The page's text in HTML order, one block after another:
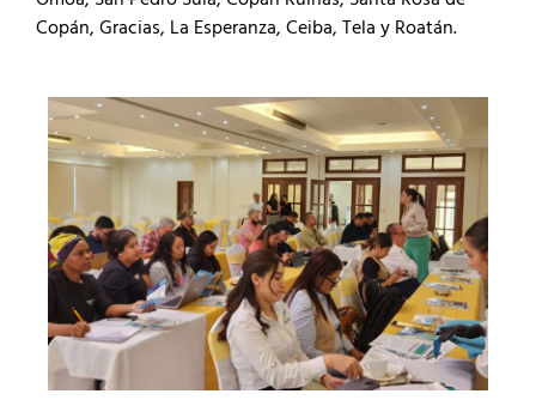
Copán, Gracias, La Esperanza, Ceiba, Tela y Roatán.